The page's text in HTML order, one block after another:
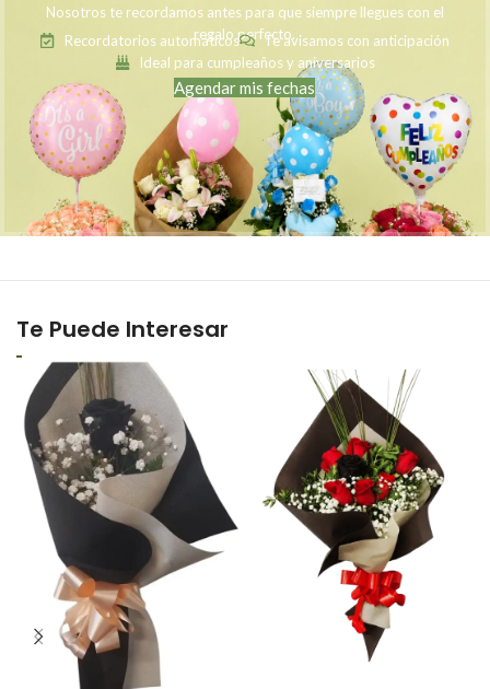
Nosotros te recordamos antes para que siempre llegues con el
regalo perfecto.
Recordatorios automáticos
Te avisamos con anticipación
Ideal para cumpleaños y aniversarios
Agendar mis fechas
Te Puede Interesar